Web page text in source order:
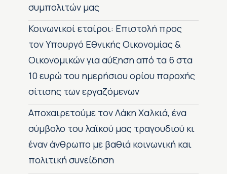
συμπολιτών μας
Κοινωνικοί εταίροι: Επιστολή προς
τον Υπουργό Εθνικής Οικονομίας &
Οικονομικών για αύξηση από τα 6 στα
10 ευρώ του ημερήσιου ορίου παροχής
σίτισης των εργαζόμενων
Αποχαιρετούμε τον Λάκη Χαλκιά, ένα
σύμβολο του λαϊκού μας τραγουδιού κι
έναν άνθρωπο με βαθιά κοινωνική και
πολιτική συνείδηση